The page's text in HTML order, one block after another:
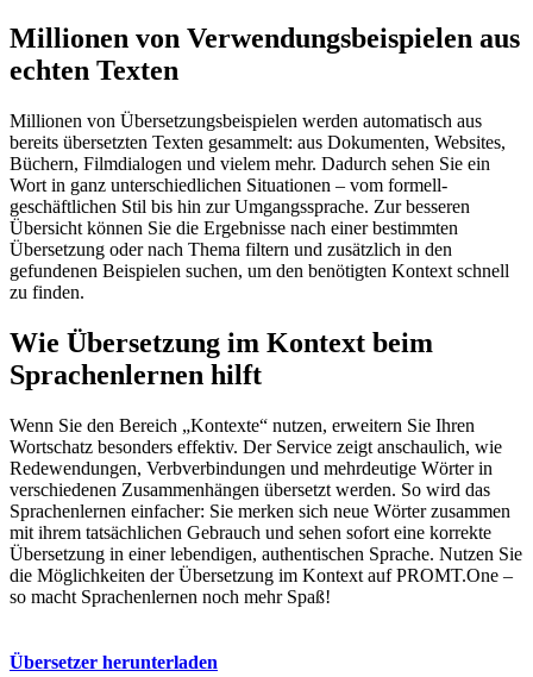
Millionen von Verwendungsbeispielen aus
echten Texten
Millionen von Übersetzungsbeispielen werden automatisch aus
bereits übersetzten Texten gesammelt: aus Dokumenten, Websites,
Büchern, Filmdialogen und vielem mehr. Dadurch sehen Sie ein
Wort in ganz unterschiedlichen Situationen – vom formell-
geschäftlichen Stil bis hin zur Umgangssprache. Zur besseren
Übersicht können Sie die Ergebnisse nach einer bestimmten
Übersetzung oder nach Thema filtern und zusätzlich in den
gefundenen Beispielen suchen, um den benötigten Kontext schnell
zu finden.
Wie Übersetzung im Kontext beim
Sprachenlernen hilft
Wenn Sie den Bereich „Kontexte“ nutzen, erweitern Sie Ihren
Wortschatz besonders effektiv. Der Service zeigt anschaulich, wie
Redewendungen, Verbverbindungen und mehrdeutige Wörter in
verschiedenen Zusammenhängen übersetzt werden. So wird das
Sprachenlernen einfacher: Sie merken sich neue Wörter zusammen
mit ihrem tatsächlichen Gebrauch und sehen sofort eine korrekte
Übersetzung in einer lebendigen, authentischen Sprache. Nutzen Sie
die Möglichkeiten der Übersetzung im Kontext auf PROMT.One –
so macht Sprachenlernen noch mehr Spaß!
Übersetzer herunterladen